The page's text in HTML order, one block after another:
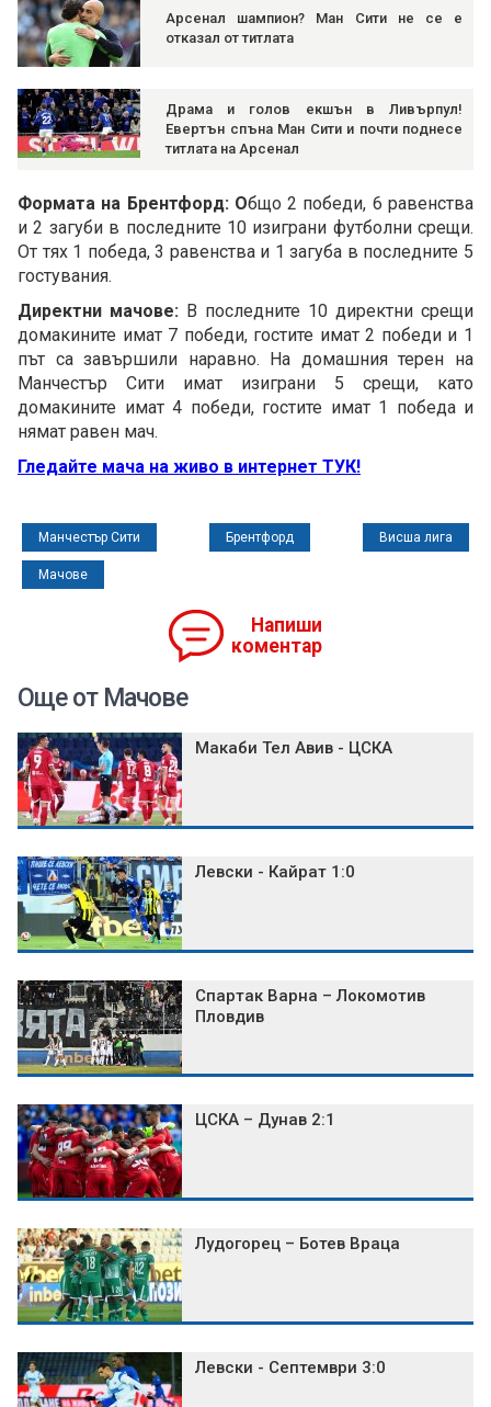
Арсенал шампион? Ман Сити не се е
отказал от титлата
Драма и голов екшън в Ливърпул!
Евертън спъна Ман Сити и почти поднесе
титлата на Арсенал
Формата на Брентфорд: Общо 2 победи, 6 равенства
и 2 загуби в последните 10 изиграни футболни срещи.
От тях 1 победа, 3 равенства и 1 загуба в последните 5
гостувания.
Директни мачове: В последните 10 директни срещи
домакините имат 7 победи, гостите имат 2 победи и 1
път са завършили наравно. На домашния терен на
Манчестър Сити имат изиграни 5 срещи, като
домакините имат 4 победи, гостите имат 1 победа и
нямат равен мач.
Гледайте мача на живо в интернет ТУК!
Манчестър Сити Брентфорд Висша лига
Мачове
Напиши
коментар
Още от Мачове
Макаби Тел Авив - ЦСКА
Левски - Кайрат 1:0
Спартак Варна – Локомотив
Пловдив
ЦСКА – Дунав 2:1
Лудогорец – Ботев Враца
Левски - Септември 3:0